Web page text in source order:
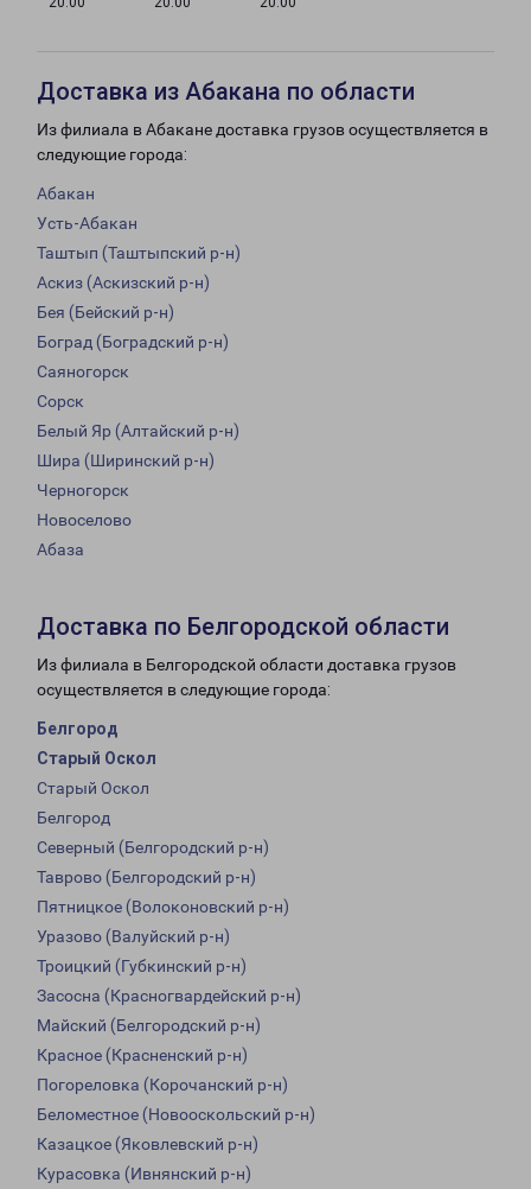
Доставка из Абакана по области
Из филиала в Абакане доставка грузов осуществляется в
следующие города:
Абакан
Усть-Абакан
Таштып (Таштыпский р-н)
Аскиз (Аскизский р-н)
Бея (Бейский р-н)
Боград (Боградский р-н)
Саяногорск
Сорск
Белый Яр (Алтайский р-н)
Шира (Ширинский р-н)
Черногорск
Новоселово
Абаза
Доставка по Белгородской области
Из филиала в Белгородской области доставка грузов
осуществляется в следующие города:
Белгород
Старый Оскол
Старый Оскол
Белгород
Северный (Белгородский р-н)
Таврово (Белгородский р-н)
Пятницкое (Волоконовский р-н)
Уразово (Валуйский р-н)
Троицкий (Губкинский р-н)
Засосна (Красногвардейский р-н)
Майский (Белгородский р-н)
Красное (Красненский р-н)
Погореловка (Корочанский р-н)
Беломестное (Новооскольский р-н)
Казацкое (Яковлевский р-н)
Курасовка (Ивнянский р-н)